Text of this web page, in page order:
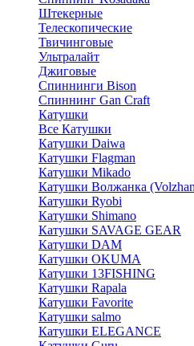
Штекерные
Телескопические
Твичинговые
Ультралайт
Джиговые
Спиннинги Bison
Спиннинг Gan Craft
Катушки
Все Катушки
Катушки Daiwa
Катушки Flagman
Катушки Mikado
Катушки Волжанка
Катушки Ryobi
Катушки Shimano
Катушки SAVAGE GEAR
Катушки DAM
Катушки OKUMA
Катушки 13FISHING
Катушки Rapala
Катушки Favorite
Катушки salmo
Катушки ELEGANCE